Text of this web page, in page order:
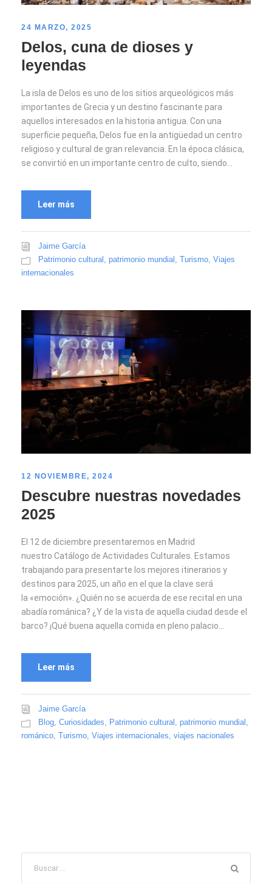
24 MARZO, 2025
Delos, cuna de dioses y
leyendas
La isla de Delos es uno de los sitios arqueológicos más
importantes de Grecia y un destino fascinante para
aquellos interesados en la historia antigua. Con una
superficie pequeña, Delos fue en la antigüedad un centro
religioso y cultural de gran relevancia. En la época clásica,
se convirtió en un importante centro de culto, siendo...
Leer más
Jaime García
Patrimonio cultural , patrimonio mundial , Turismo, Viajes
internacionales
12 NOVIEMBRE, 2024
Descubre nuestras novedades
2025
El 12 de diciembre presentaremos en Madrid
nuestro Catálogo de Actividades Culturales. Estamos
trabajando para presentarte los mejores itinerarios y
destinos para 2025, un año en el que la clave será
la «emoción». ¿Quién no se acuerda de ese recital en una
abadía románica? ¿Y de la vista de aquella ciudad desde el
barco? ¡Qué buena aquella comida en pleno palacio...
Leer más
Jaime García
Blog, Curiosidades, Patrimonio cultural , patrimonio mundial ,
románico, Turismo, Viajes internacionales, viajes nacionales